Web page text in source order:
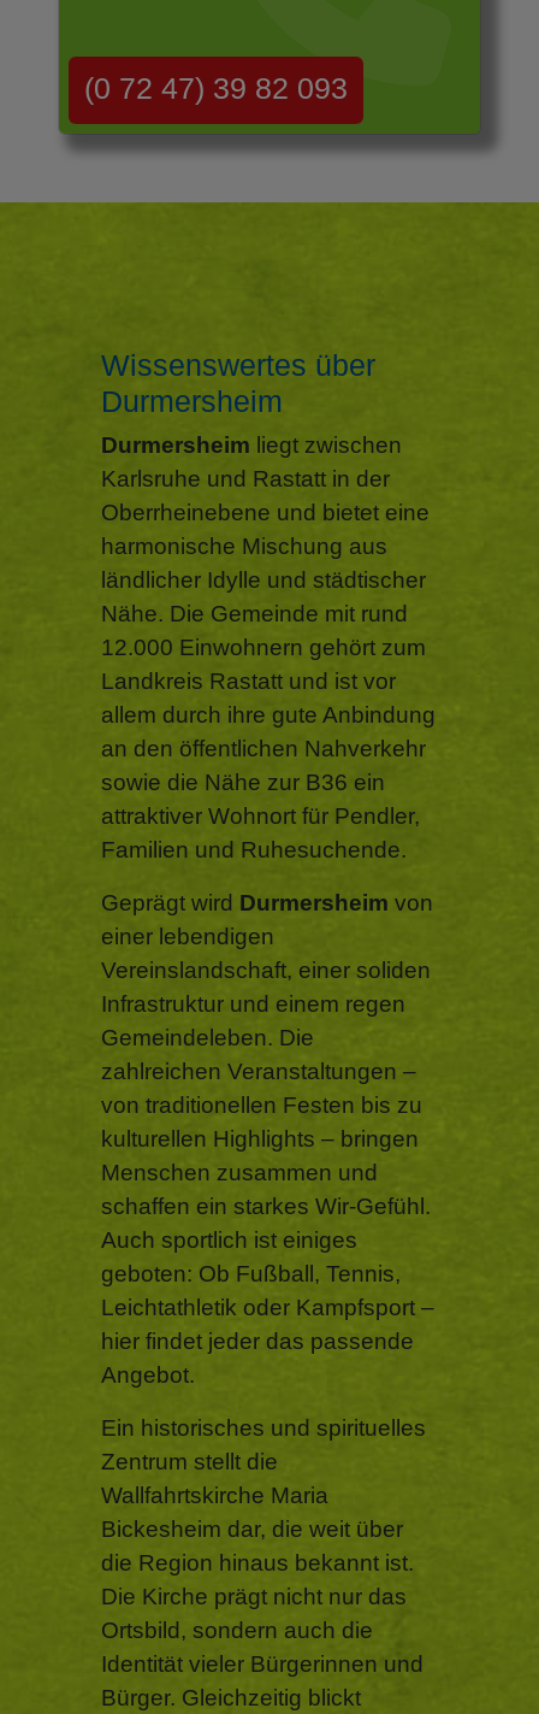
(0 72 47) 39 82 093
Wissenswertes über
Durmersheim
Durmersheim liegt zwischen
Karlsruhe und Rastatt in der
Oberrheinebene und bietet eine
harmonische Mischung aus
ländlicher Idylle und städtischer
Nähe. Die Gemeinde mit rund
12.000 Einwohnern gehört zum
Landkreis Rastatt und ist vor
allem durch ihre gute Anbindung
an den öffentlichen Nahverkehr
sowie die Nähe zur B36 ein
attraktiver Wohnort für Pendler,
Familien und Ruhesuchende.
Geprägt wird Durmersheim von
einer lebendigen
Vereinslandschaft, einer soliden
Infrastruktur und einem regen
Gemeindeleben. Die
zahlreichen Veranstaltungen –
von traditionellen Festen bis zu
kulturellen Highlights – bringen
Menschen zusammen und
schaffen ein starkes Wir-Gefühl.
Auch sportlich ist einiges
geboten: Ob Fußball, Tennis,
Leichtathletik oder Kampfsport –
hier findet jeder das passende
Angebot.
Ein historisches und spirituelles
Zentrum stellt die
Wallfahrtskirche Maria
Bickesheim dar, die weit über
die Region hinaus bekannt ist.
Die Kirche prägt nicht nur das
Ortsbild, sondern auch die
Identität vieler Bürgerinnen und
Bürger. Gleichzeitig blickt